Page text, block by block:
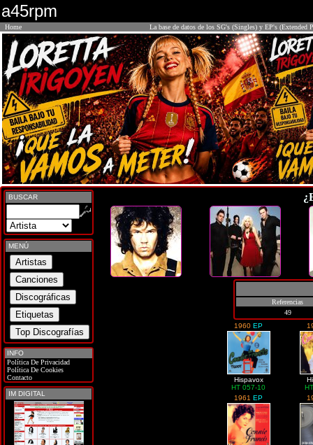
a45rpm
Home La base de datos de los SG's (Singles) y EP's (Extended
BUSCAR
MENÚ
INFO
Política De Privacidad
Política De Cookies
Contacto
IM DIGITAL
Referencias
49
1960EP
Hispavox
HT 057-10
1961EP